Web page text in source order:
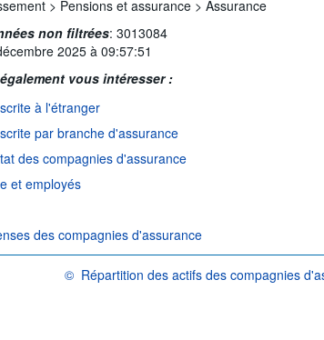
> Pensions et assurance >Assurance
non filtrées:3013084
2025 à 09:57:51
vous intéresser :
à l'étranger
par branche d'assurance
des compagnies d'assurance
et employés
des compagnies d'assurance
© Répartition des actifs des compagnies